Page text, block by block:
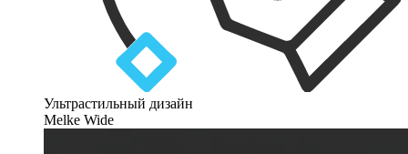
Ультрастильный дизайн
Melke Wide